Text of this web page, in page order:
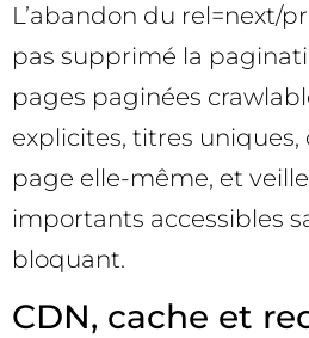
L’abandon du rel=next/
pas supprimé la
pages paginées
explicites, titres uniques,
page elle-même, et
importants accessibles
bloquant.
CDN, cache et